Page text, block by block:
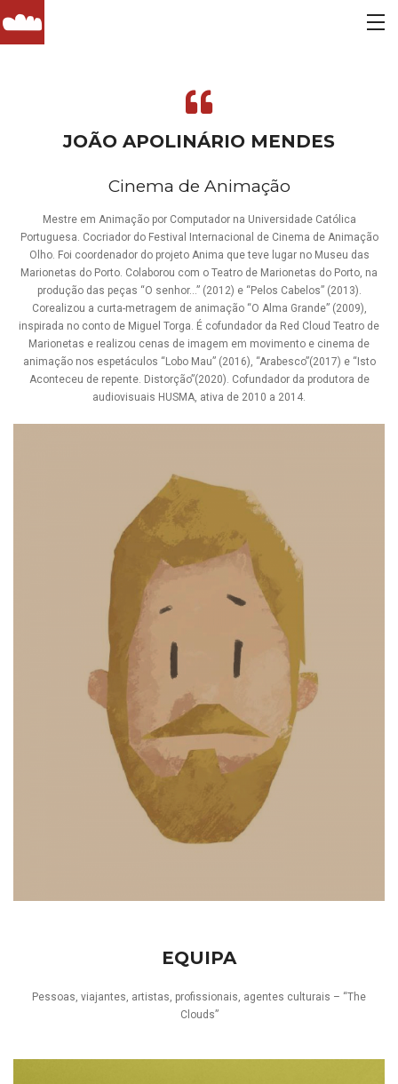
JOÃO APOLINÁRIO MENDES
Cinema de Animação
Mestre em Animação por Computador na Universidade Católica
Portuguesa. Cocriador do Festival Internacional de Cinema de Animação
Olho. Foi coordenador do projeto Anima que teve lugar no Museu das
Marionetas do Porto. Colaborou com o Teatro de Marionetas do Porto, na
produção das peças “O senhor…” (2012) e “Pelos Cabelos” (2013).
Corealizou a curta-metragem de animação “O Alma Grande” (2009),
inspirada no conto de Miguel Torga. É cofundador da Red Cloud Teatro de
Marionetas e realizou cenas de imagem em movimento e cinema de
animação nos espetáculos “Lobo Mau” (2016), “Arabesco”(2017) e “Isto
Aconteceu de repente. Distorção”(2020). Cofundador da produtora de
audiovisuais HUSMA, ativa de 2010 a 2014.
EQUIPA
Pessoas, viajantes, artistas, profissionais, agentes culturais – “The
Clouds”